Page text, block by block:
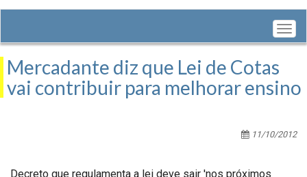
Mercadante diz que Lei de Cotas
vai contribuir para melhorar ensino
11/10/2012
Decreto que regulamenta a lei deve sair 'nos próximos